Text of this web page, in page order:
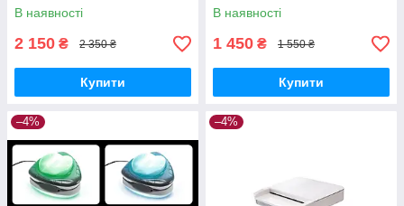
В наявності
2 150 ₴ 2 350 ₴
Купити
В наявності
1 450 ₴ 1 550 ₴
Купити
–4% –4%